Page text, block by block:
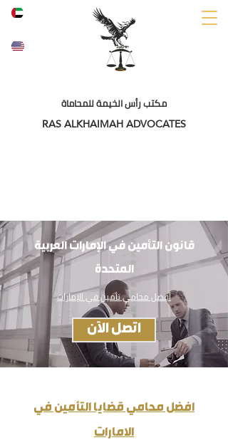
مكتب رأس الخيمة للمحاماة
RAS ALKHAIMAH ADVOCATES
قانون التأمين في الإمارات العربية
المتحدة
أفضل محامي تأمين في الإمارات
اتصل الآن
افضل محامي قضايا التأمين في
الامارات